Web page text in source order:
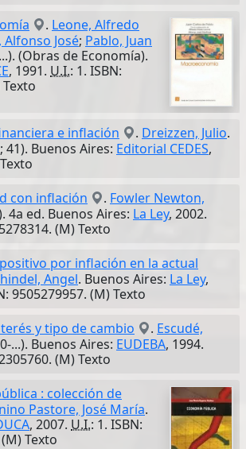
. Leone, Alfredo
José; Pablo, Juan
(Obras de Economía).
, 1991. U.I.: 1. ISBN:
e inflación . Dreizzen, Julio.
41). Buenos Aires: Editorial CEDES,
con inflación
. Fowler Newton,
4a ed. Buenos Aires: La Ley, 2002.
(M) Texto
por inflación en la actual
Angel. Buenos Aires: La Ley,
9505279957. (M) Texto
y tipo de cambio
. Escudé,
...). Buenos Aires: EUDEBA, 1994.
(M) Texto
: colección de
Pastore, José María.
, 2007. U.I.: 1. ISBN:
Texto